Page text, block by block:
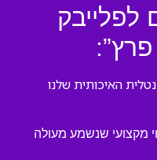
לפלייבק
פרץ”:
האיכותית שלנו
מקצועי שנשמע מעולה